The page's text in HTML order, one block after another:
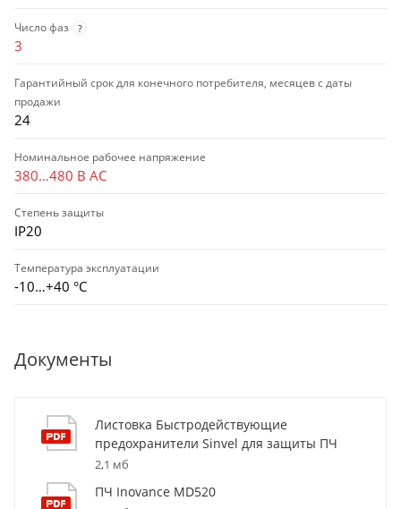
Число фаз ?
3
Гарантийный срок для конечного потребителя, месяцев с даты
продажи
24
Номинальное рабочее напряжение
380…480 В AC
Степень защиты
IP20
Температура эксплуатации
-10…+40 °С
Документы
Листовка Быстродействующие
предохранители Sinvel для защиты ПЧ
2,1 мб
ПЧ Inovance MD520